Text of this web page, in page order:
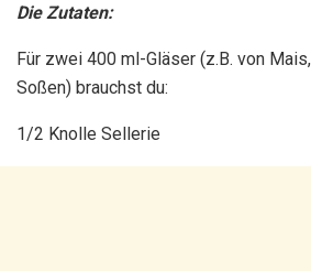
Die Zutaten:
Für zwei 400 ml-Gläser (z.B. von
Soßen) brauchst du:
1/2 Knolle Sellerie